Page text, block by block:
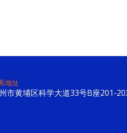
地址
市黄埔区科学大道33号B座201-